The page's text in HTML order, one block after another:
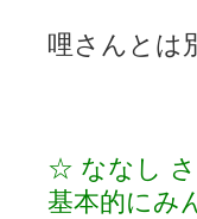
哩さんとは
☆ ななし
基本的にみ